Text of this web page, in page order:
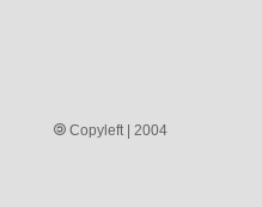
Copyleft | 2004